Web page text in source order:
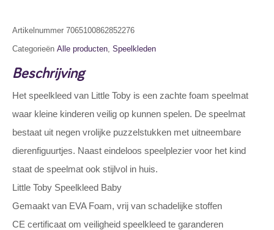
Artikelnummer 7065100862852276
Categorieën Alle producten, Speelkleden
Beschrijving
Het speelkleed van Little Toby is een zachte foam speelmat
waar kleine kinderen veilig op kunnen spelen. De speelmat
bestaat uit negen vrolijke puzzelstukken met uitneembare
dierenfiguurtjes. Naast eindeloos speelplezier voor het kind
staat de speelmat ook stijlvol in huis.
Little Toby Speelkleed Baby
Gemaakt van EVA Foam, vrij van schadelijke stoffen
CE certificaat om veiligheid speelkleed te garanderen